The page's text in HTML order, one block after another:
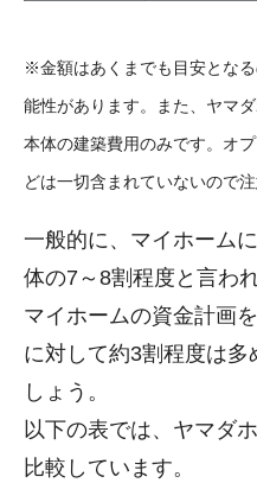
※金額はあくまでも目安とな
能性があります。また、ヤマ
本体の建築費用のみです。オ
どは一切含まれていないので注
一般的に、マイホーム
体の7～8割程度と言わ
マイホームの資金計画
に対して約3割程度は
しょう。
以下の表では、ヤマダ
比較しています。